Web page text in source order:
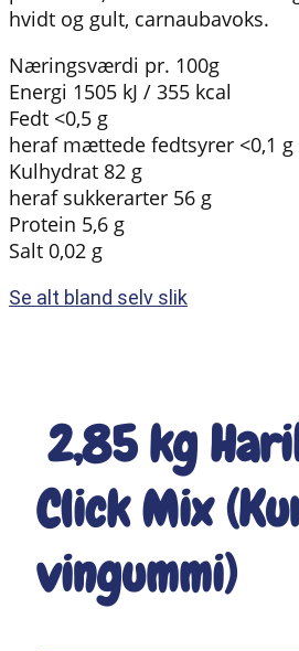
hvidt og gult, carnaubavoks.
Næringsværdi pr. 100g
Energi 1505 kJ / 355 kcal
Fedt <0,5 g
heraf mættede fedtsyrer <0,1 g
Kulhydrat 82 g
heraf sukkerarter 56 g
Protein 5,6 g
Salt 0,02 g
Se alt bland selv slik
2,85 kg
Click Mix
vingummi)